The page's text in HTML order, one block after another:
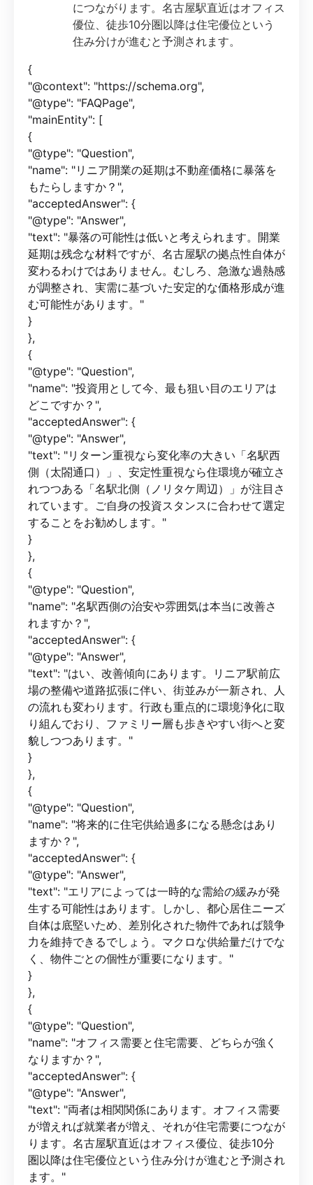
につながります。名古屋駅直近はオフィス
優位、徒歩10分圏以降は住宅優位という
住み分けが進むと予測されます。
{
"@context": "https://schema.org",
"@type": "FAQPage",
"mainEntity": [
{
"@type": "Question",
"name": "リニア開業の延期は不動産価格に暴落を
もたらしますか？",
"acceptedAnswer": {
"@type": "Answer",
"text": "暴落の可能性は低いと考えられます。開業
延期は残念な材料ですが、名古屋駅の拠点性自体が
変わるわけではありません。むしろ、急激な過熱感
が調整され、実需に基づいた安定的な価格形成が進
む可能性があります。"
}
},
{
"@type": "Question",
"name": "投資用として今、最も狙い目のエリアは
どこですか？",
"acceptedAnswer": {
"@type": "Answer",
"text": "リターン重視なら変化率の大きい「名駅西
側（太閤通口）」、安定性重視なら住環境が確立さ
れつつある「名駅北側（ノリタケ周辺）」が注目さ
れています。ご自身の投資スタンスに合わせて選定
することをお勧めします。"
}
},
{
"@type": "Question",
"name": "名駅西側の治安や雰囲気は本当に改善さ
れますか？",
"acceptedAnswer": {
"@type": "Answer",
"text": "はい、改善傾向にあります。リニア駅前広
場の整備や道路拡張に伴い、街並みが一新され、人
の流れも変わります。行政も重点的に環境浄化に取
り組んでおり、ファミリー層も歩きやすい街へと変
貌しつつあります。"
}
},
{
"@type": "Question",
"name": "将来的に住宅供給過多になる懸念はあり
ますか？",
"acceptedAnswer": {
"@type": "Answer",
"text": "エリアによっては一時的な需給の緩みが発
生する可能性はあります。しかし、都心居住ニーズ
自体は底堅いため、差別化された物件であれば競争
力を維持できるでしょう。マクロな供給量だけでな
く、物件ごとの個性が重要になります。"
}
},
{
"@type": "Question",
"name": "オフィス需要と住宅需要、どちらが強く
なりますか？",
"acceptedAnswer": {
"@type": "Answer",
"text": "両者は相関関係にあります。オフィス需要
が増えれば就業者が増え、それが住宅需要につなが
ります。名古屋駅直近はオフィス優位、徒歩10分
圏以降は住宅優位という住み分けが進むと予測され
ます。"